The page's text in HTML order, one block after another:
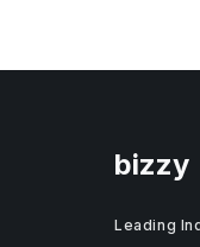
bizzy
Leading